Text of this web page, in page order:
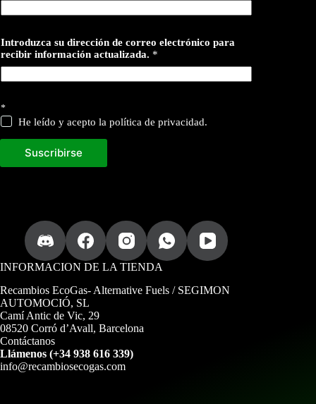
Introduzca su dirección de correo electrónico para
recibir información actualizada. *
*
He leído y acepto la política de privacidad.
Suscribirse
INFORMACION DE LA TIENDA
Recambios EcoGas- Alternative Fuels / SEGIMON
AUTOMOCIÓ, SL
Camí Antic de Vic, 29
08520 Corró d’Avall, Barcelona
Contáctanos
Llámenos (+34 938 616 339)
info@recambiosecogas.com